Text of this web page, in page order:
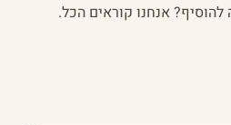
אנחנו קוראים הכל.